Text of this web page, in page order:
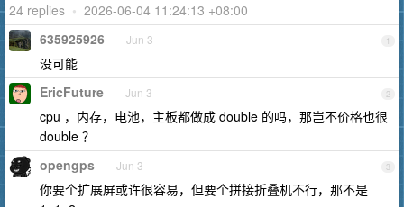
24 replies • 2026-06-04 11:24:13 +08:00
1
635925926 Jun 3
没可能
2
EricFuture Jun 3
cpu ，内存，电池，主板都做成 double 的吗，那岂不价格也很
double ？
3
opengps Jun 3
你要个扩展屏或许很容易，但要个拼接折叠机不行，那不是